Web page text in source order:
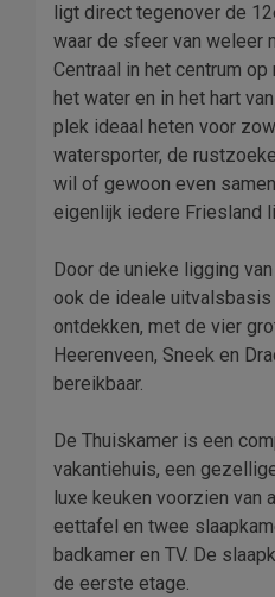
ligt direct tegenover de
waar de sfeer van weleer
Centraal in het centrum
het water en in het hart
plek ideaal heten voor
watersporter, de
wil of gewoon even
eigenlijk iedere Friesland
Door de unieke ligging
ook de ideale
ontdekken, met de vier
Heerenveen, Sneek en
bereikbaar.
De Thuiskamer is een
vakantiehuis, een
luxe keuken voorzien van
eettafel en twee
badkamer en TV. De
de eerste etage.